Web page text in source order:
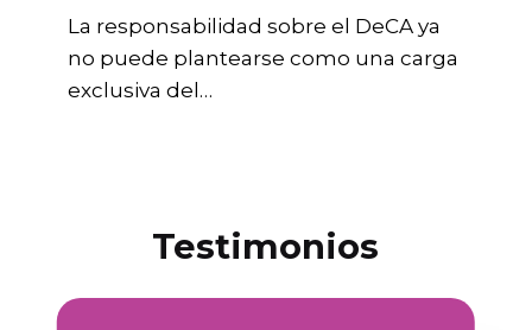
La responsabilidad sobre el DeCA ya
no puede plantearse como una carga
exclusiva del…
Testimonios